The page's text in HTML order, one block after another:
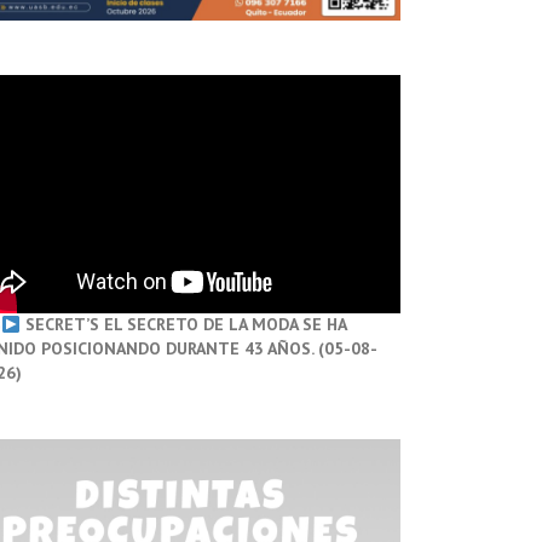
SECRET’S EL SECRETO DE LA MODA SE HA
POSICIONANDO DURANTE 43 AÑOS. (05-08-